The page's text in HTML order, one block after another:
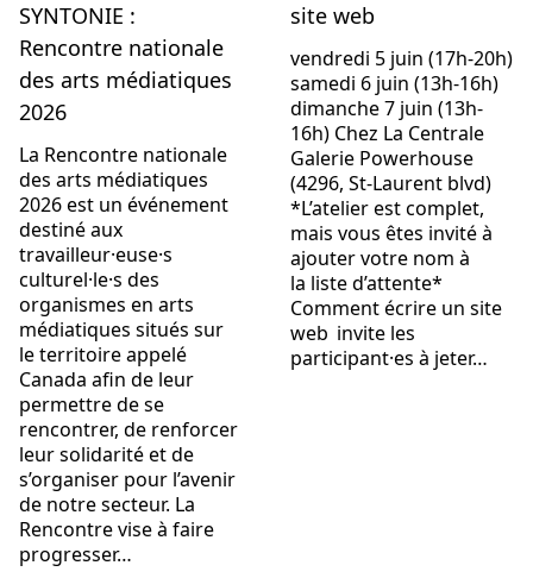
SYNTONIE :
Rencontre nationale
des arts médiatiques
2026
La Rencontre nationale
des arts médiatiques
2026 est un événement
destiné aux
travailleur·euse·s
culturel·le·s des
organismes en arts
médiatiques situés sur
le territoire appelé
Canada afin de leur
permettre de se
rencontrer, de renforcer
leur solidarité et de
s’organiser pour l’avenir
de notre secteur. La
Rencontre vise à faire
progresser…
site web
vendredi 5 juin (17h-20h)
samedi 6 juin (13h-16h)
dimanche 7 juin (13h-
16h) Chez La Centrale
Galerie Powerhouse
(4296, St-Laurent blvd)
*L’atelier est complet,
mais vous êtes invité à
ajouter votre nom à
la liste d’attente*
Comment écrire un site
web invite les
participant·es à jeter…